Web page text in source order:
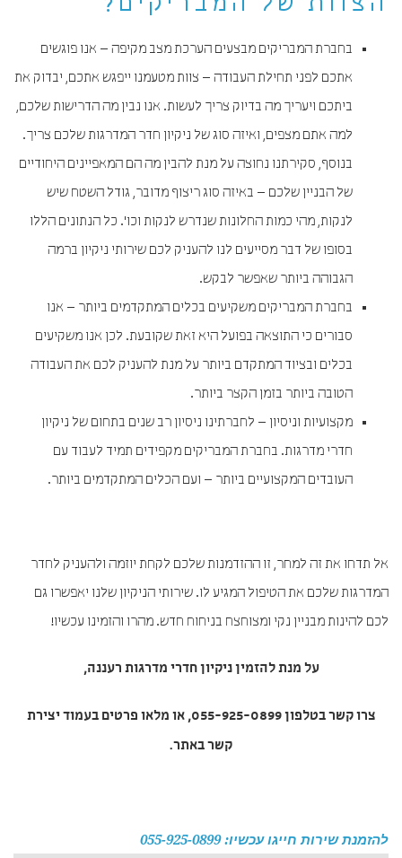
בחברת המבריקים מבצעים הערכת מצב מקיפה – אנו פוגשים
אתכם לפני תחילת העבודה – צוות מטעמנו ייפגש אתכם, יבדוק את
ביתכם ויעריך מה בדיוק צריך לעשות. אנו נבין מה הדרישות שלכם,
למה אתם מצפים, ואיזה סוג של ניקיון חדר המדרגות שלכם צריך.
בנוסף, סקירתנו נחוצה על מנת להבין מה הם המאפיינים היחודיים
של הבניין שלכם – באיזה סוג ריצוף מדובר, גודל השטח שיש
לנקות, מהי כמות החלונות שנדרש לנקות וכו'. כל הנתונים הללו
בסופו של דבר מסייעים לנו להעניק לכם שירותי ניקיון ברמה
הגבוהה ביותר שאפשר לבקש.
בחברת המבריקים משקיעים בכלים המתקדמים ביותר – אנו
סבורים כי התוצאה בפועל היא זאת שקובעת. לכן אנו משקיעים
בכלים ובציוד המתקדם ביותר על מנת להעניק לכם את העבודה
הטובה ביותר בזמן הקצר ביותר.
מקצועיות וניסיון – לחברתינו ניסיון רב שנים בתחום של ניקיון
חדרי מדרגות. בחברת המבריקים מקפידים תמיד לעבוד עם
העובדים המקצועיים ביותר – ועם הכלים המתקדמים ביותר.
אל תדחו את זה למחר, זו ההזדמנות שלכם לקחת יוזמה ולהעניק לחדר
המדרגות שלכם את הטיפול המגיע לו. שירותי הניקיון שלנו יאפשרו גם
לכם להינות מבניין נקי ומצוחצח בניחוח חדש. מהרו והזמינו עכשיו!
על מנת להזמיןניקיון חדרי מדרגות רעננה,
צרו קשר בטלפון 055-925-0899, או מלאו פרטים בעמוד יצירת
קשר באתר.
להזמנת שירות חייגו עכשיו: 055-925-0899